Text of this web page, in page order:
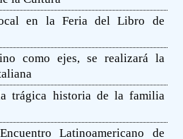
en la Feria del Libro de
como ejes, se realizará la
trágica historia de la familia
Latinoamericano de